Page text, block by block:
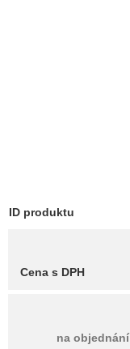
ID produktu
Cena s DPH
na objednání